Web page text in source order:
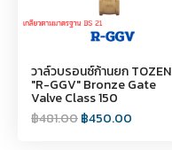
วาล์วบรอนซ์ก้านยก TOZEN
"R-GGV" Bronze Gate
Valve Class 150
฿481.00฿450.00